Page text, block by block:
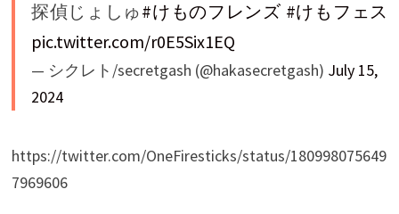
探偵じょしゅ#けものフレンズ #けもフェス
pic.twitter.com/r0E5Six1EQ
— シクレト/secretgash (@hakasecretgash) July 15,
2024
https://twitter.com/OneFiresticks/status/180998075649
7969606